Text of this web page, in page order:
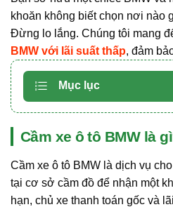
khoăn không biết chọn nơi nào
Đừng lo lắng. Chúng tôi mang
BMW với lãi suất thấp, đảm
Mục lục
Cầm xe ô tô BMW là
Cầm xe ô tô BMW là dịch vụ
tại cơ sở cầm đồ để nhận một
hạn, chủ xe thanh toán gốc và